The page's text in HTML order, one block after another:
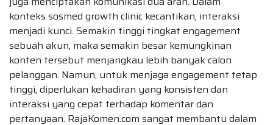
konteks sosmed growth clinic kecantikan, interaksi
menjadi kunci. Semakin tinggi tingkat engagement
sebuah akun, maka semakin besar kemungkinan
konten tersebut menjangkau lebih banyak calon
pelanggan. Namun, untuk menjaga engagement tetap
tinggi, diperlukan kehadiran yang konsisten dan
interaksi yang cepat terhadap komentar dan
pertanyaan. RajaKomen.com sangat membantu dalam